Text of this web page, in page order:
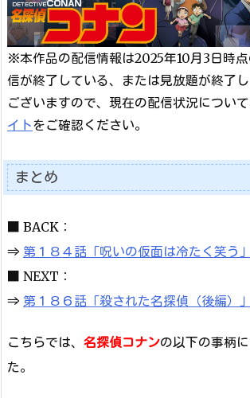
※本作品の配信情報は2025年10月3日時
信が終了している、または見放題が終了
ございますので、現在の配信状況につい
イトをご確認ください。
まとめ
■ BACK：
⇒ 第１８４話「呪いの仮面は冷たく笑う」
■ NEXT：
⇒ 第１８６話「殺された名探偵（後編）」
こちらでは、 名探偵コナンの以下の事柄
た。